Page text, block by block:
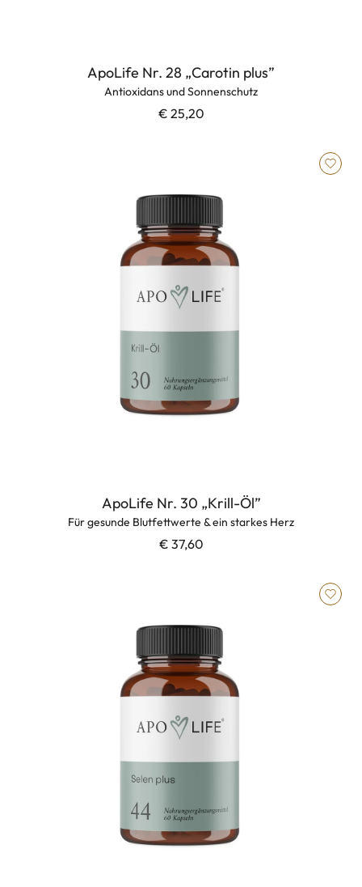
ApoLife Nr. 28 „Carotin plus”
Antioxidans und Sonnenschutz
€ 25,20
ApoLife Nr. 30 „Krill-Öl”
Für gesunde Blutfettwerte & ein starkes Herz
€ 37,60